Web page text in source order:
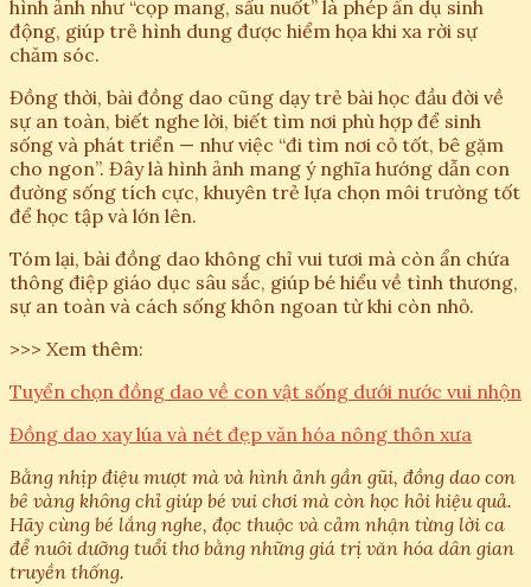
hình ảnh như “cọp mang, sấu nuốt” là phép ẩn dụ sinh
động, giúp trẻ hình dung được hiểm họa khi xa rời sự
chăm sóc.
Đồng thời, bài đồng dao cũng dạy trẻ bài học đầu đời về
sự an toàn, biết nghe lời, biết tìm nơi phù hợp để sinh
sống và phát triển — như việc “đi tìm nơi cỏ tốt, bê gặm
cho ngon”. Đây là hình ảnh mang ý nghĩa hướng dẫn con
đường sống tích cực, khuyên trẻ lựa chọn môi trường tốt
để học tập và lớn lên.
Tóm lại, bài đồng dao không chỉ vui tươi mà còn ẩn chứa
thông điệp giáo dục sâu sắc, giúp bé hiểu về tình thương,
sự an toàn và cách sống khôn ngoan từ khi còn nhỏ.
>>> Xem thêm:
Tuyển chọn đồng dao về con vật sống dưới nước vui nhộn
Đồng dao xay lúa và nét đẹp văn hóa nông thôn xưa
Bằng nhịp điệu mượt mà và hình ảnh gần gũi, đồng dao con
bê vàng không chỉ giúp bé vui chơi mà còn học hỏi hiệu quả.
Hãy cùng bé lắng nghe, đọc thuộc và cảm nhận từng lời ca
để nuôi dưỡng tuổi thơ bằng những giá trị văn hóa dân gian
truyền thống.